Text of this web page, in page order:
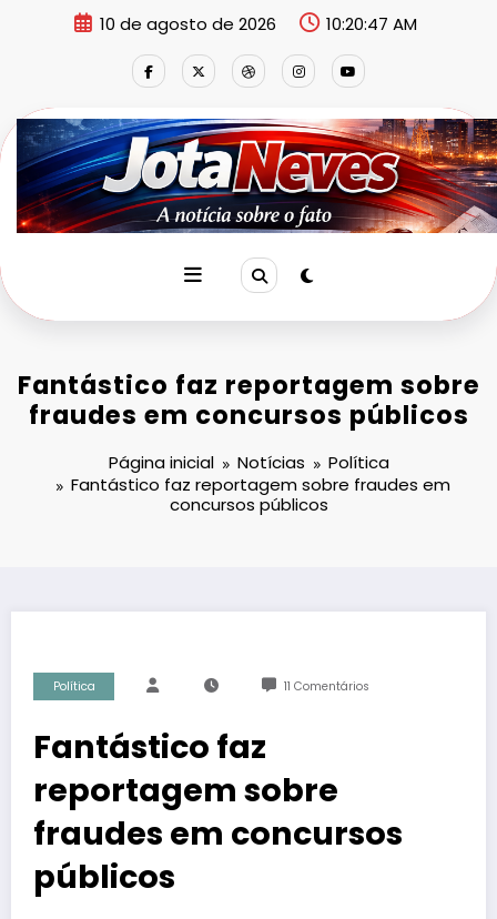
10 de agosto de 2026 10:20:48 AM
Fantástico faz reportagem sobre
fraudes em concursos públicos
Página inicial Notícias
Política
Fantástico faz reportagem sobre fraudes em
concursos públicos
Política 11 Comentários
Fantástico faz
reportagem sobre
fraudes em concursos
públicos